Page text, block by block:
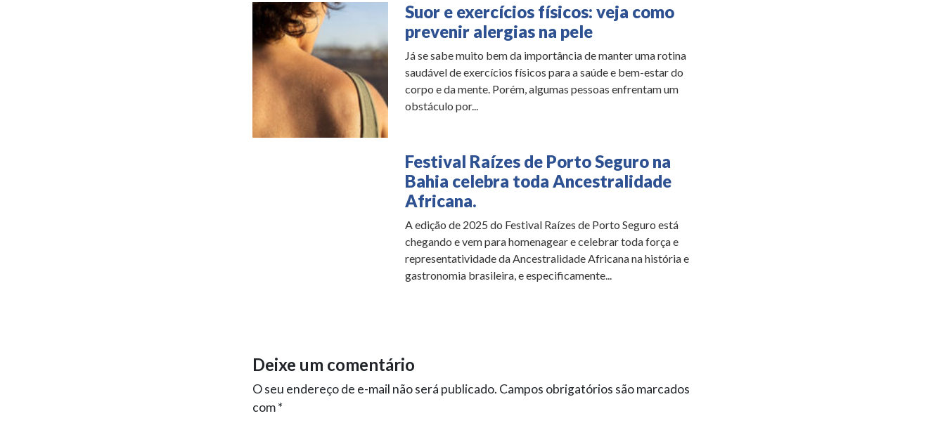
Suor e exercícios físicos: veja como
prevenir alergias na pele
Já se sabe muito bem da importância de manter uma rotina
saudável de exercícios físicos para a saúde e bem-estar do
corpo e da mente. Porém, algumas pessoas enfrentam um
obstáculo por...
Festival Raízes de Porto Seguro na
Bahia celebra toda Ancestralidade
Africana.
A edição de 2025 do Festival Raízes de Porto Seguro está
chegando e vem para homenagear e celebrar toda força e
representatividade da Ancestralidade Africana na história e
gastronomia brasileira, e especificamente...
Deixe um comentário
O seu endereço de e-mail não será publicado. Campos obrigatórios são marcados
com*